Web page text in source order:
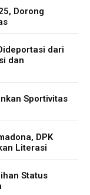
Dorong
dari
dan
Sportivitas
DPK
Literasi
Status